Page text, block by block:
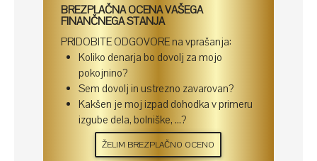
BREZPLAČNA OCENA VAŠEGA
FINANČNEGA STANJA
PRIDOBITE ODGOVORE na vprašanja:
Koliko denarja bo dovolj za mojo
pokojnino?
Sem dovolj in ustrezno zavarovan?
Kakšen je moj izpad dohodka v primeru
izgube dela, bolniške, ...?
ŽELIM BREZPLAČNO OCENO